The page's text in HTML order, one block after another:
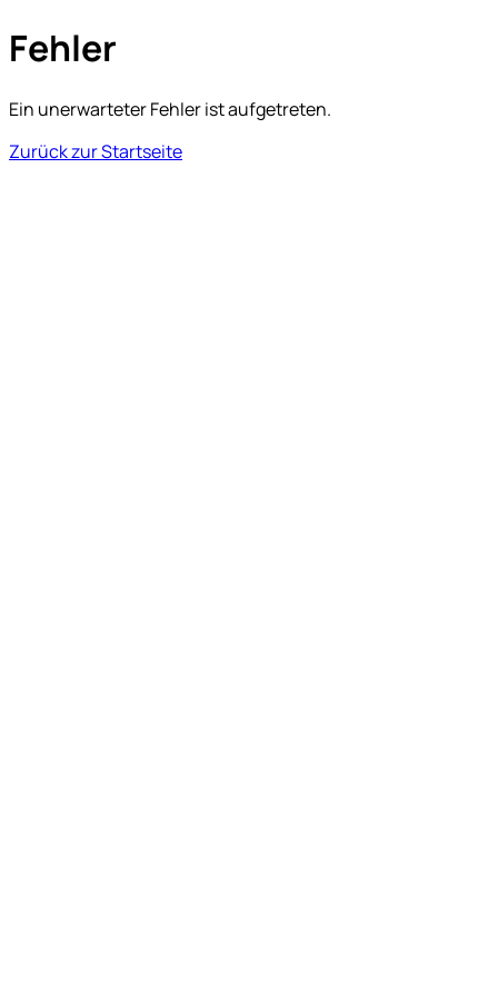
Fehler
Ein unerwarteter Fehler ist aufgetreten.
Zurück zur Startseite